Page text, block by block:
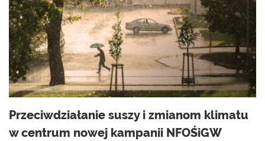
Przeciwdziałanie suszy i zmianom klimatu
w centrum nowej kampanii NFOŚiGW